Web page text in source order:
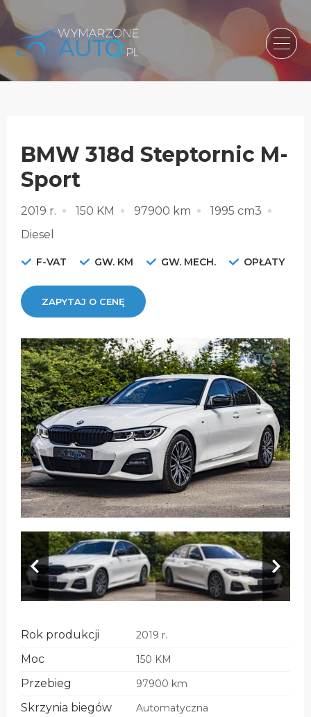
BMW 318d Steptornic M-
Sport
2019 r. 150 KM 97900 km
1995 cm3
Diesel
F-VAT GW. KM GW. MECH. OPŁATY
ZAPYTAJ O CENĘ
Rok produkcji 2019 r.
Moc 150 KM
Przebieg 97900 km
Skrzynia biegów Automatyczna